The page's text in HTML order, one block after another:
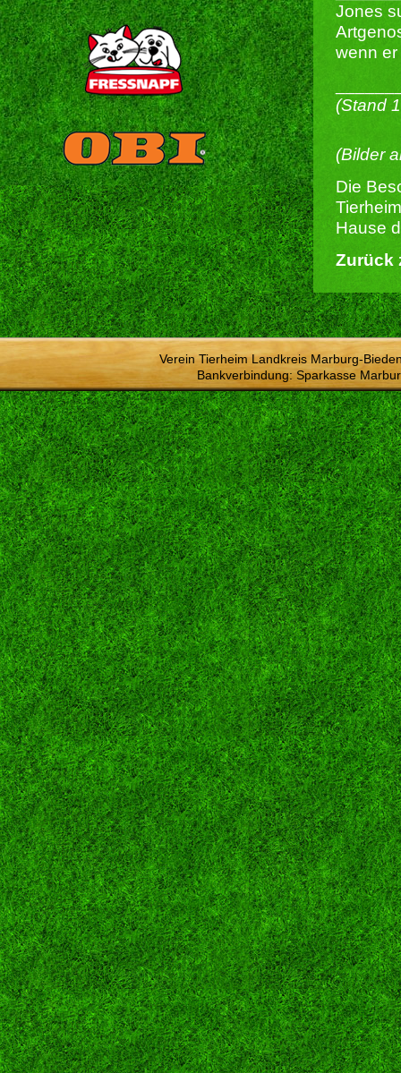
Jones
wenn
(Stand
(Bilder
Die
Hause
Zurück
Verein Tierheim Landkreis Marburg-
Bankverbindung: Sparkasse